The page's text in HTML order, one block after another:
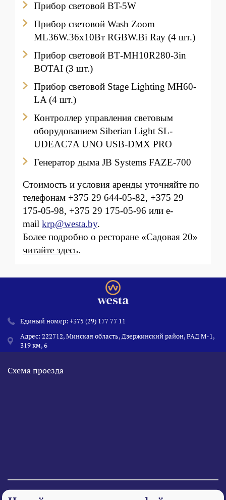
Прибор световой BT-5W
Прибор световой Wash Zoom
ML36W.36х10Вт RGBW.Bi Ray (4 шт.)
Прибор световой ВТ-МН10R280-3in
BOTAI (3 шт.)
Прибор световой Stage Lighting MH60-
LA (4 шт.)
Контроллер управления световым
оборудованием Siberian Light SL-
UDEAC7A UNO USB-DMX PRO
Генератор дыма JB Systems FAZE-700
Стоимость и условия аренды уточняйте по
телефонам +375 29 644-05-82, +375 29
175-05-98, +375 29 175-05-96 или e-
mail krp@westa.by.
Более подробно о ресторане «Садовая 20»
читайте здесь.
Единый номер:+375 (29) 177 77 11
Адрес: 222712, Минская область, Дзержинский район, РАД М-1,
319 км, 6
Схема проезда
© 1995 - 2026 «Веста» Все права защищены.